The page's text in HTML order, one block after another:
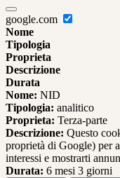
google.com
Nome
Tipologia
Proprieta
Descrizione
Durata
Nome: NID
Tipologia: analitico
Proprieta: Terza-parte
Descrizione: Questo
proprietà di Google) per
interessi e mostrarti
Durata: 6 mesi 3 giorni